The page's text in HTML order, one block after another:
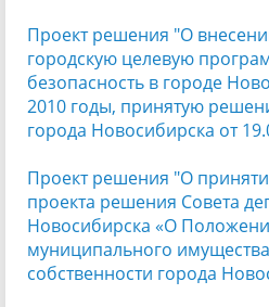
Проект решения "О
городскую целевую
безопасность в городе
2010 годы, принятую
города Новосибирска от
Проект решения "О
проекта решения Совета
Новосибирска «О
муниципального
собственности города